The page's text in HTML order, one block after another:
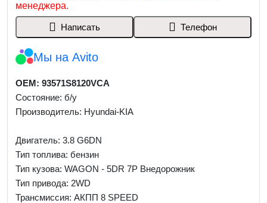
менеджера.
Написать Телефон
Мы на Avito
OEM: 93571S8120VCA
Состояние: б/у
Производитель: Hyundai-KIA
Двигатель: 3.8 G6DN
Тип топлива: бензин
Тип кузова: WAGON - 5DR 7P Внедорожник
Тип привода: 2WD
Трансмиссия: AКПП 8 SPEED